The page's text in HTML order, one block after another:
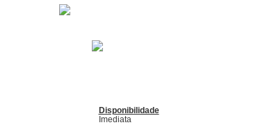
Disponibilidade
Imediata